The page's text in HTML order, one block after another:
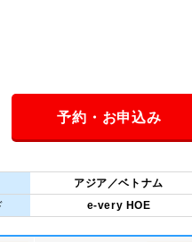
予約・お申込み
アジア／ベトナム
e-very HOE